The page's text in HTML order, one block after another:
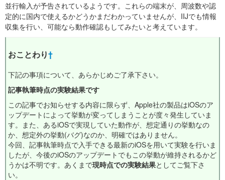
並行輸入が予告されているようです。これらの端末が、周波数や認
定的に国内で使えるかどうかまだわかっていませんが、IIJでも情報
収集を行い、可能なら動作確認もしてみたいと考えています。
おことわり†
下記の事項について、あらかじめご了承下さい。
記事執筆時点の実験結果です
この記事でお知らせする内容に限らず、Apple社の製品はiOSのア
ップデートによって挙動が変ってしまうことが度々発生していま
す。また、あるiOSで実現していた動作が、想定通りの挙動なの
か、想定外の挙動(バグ)なのか、明確ではありません。
今回、記事執筆時点で入手できる最新のiOSを用いて実験を行いま
したが、今後のiOSのアップデートでもこの挙動が維持されるかど
うかは不明です。あくまで現時点での実験結果としてご覧下さ
い。